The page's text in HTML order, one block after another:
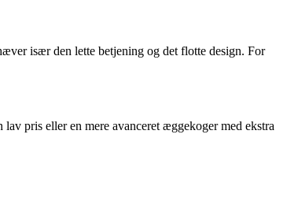
især den lette betjening og det flotte design. For
pris eller en mere avanceret æggekoger med ekstra